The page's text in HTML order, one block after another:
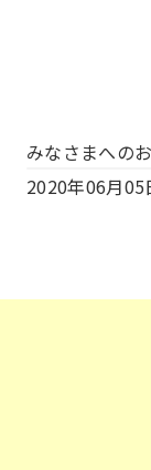
みなさまへの
2020年06月05